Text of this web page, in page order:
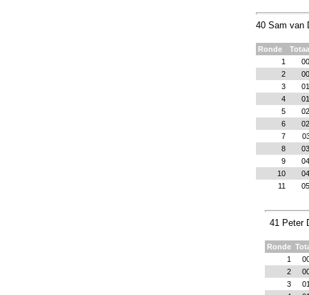
40 Sam van
Ronde
1
2
3
4
5
6
7
8
9
10
11
41 Peter
Ronde
1
2
3